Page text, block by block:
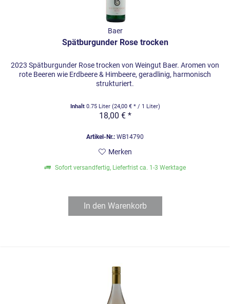
Baer
Spätburgunder Rose trocken
2023 Spätburgunder Rose trocken von Weingut Baer. Aromen von
rote Beeren wie Erdbeere & Himbeere, geradlinig, harmonisch
strukturiert.
Inhalt 0.75 Liter (24,00 € * / 1 Liter)
18,00 € *
Artikel-Nr.: WB14790
Merken
Sofort versandfertig, Lieferfrist ca. 1-3 Werktage
In den Warenkorb